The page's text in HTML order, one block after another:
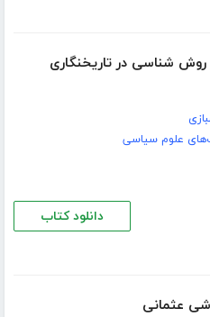
روش شناسی در تاریخنگاری
علوم سیاسی
دانلود کتاب
عثمانی